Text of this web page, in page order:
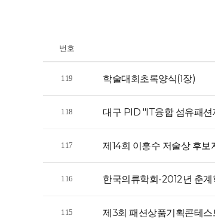
번호
119 학술대회초록양식(1장)
118 대구 PID "IT융합 섬유패션
117 제14회 이흥수 저술상 후보
116 한국의류학회-2012년 춘
115 제3회 패션상품기획콘테스